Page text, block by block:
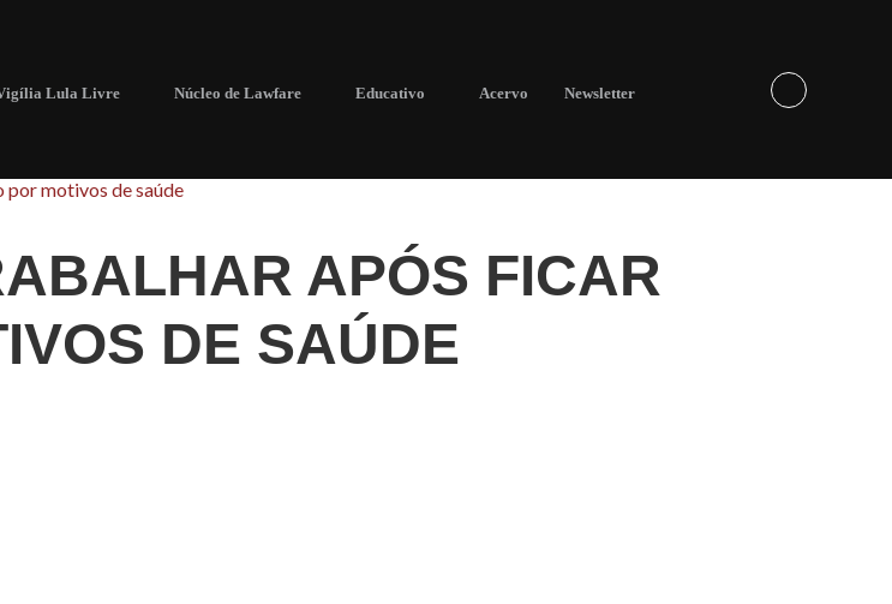
Lula Livre Núcleo de Lawfare Educativo Acervo Newsletter
motivos de saúde
APÓS FICAR
DE SAÚDE